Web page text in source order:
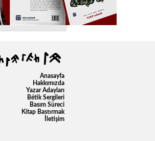
Anasayfa
Hakkımızda
Yazar Adayları
Bétik Sergileri
Basım Süreci
Kitap Bastırmak
İletişim